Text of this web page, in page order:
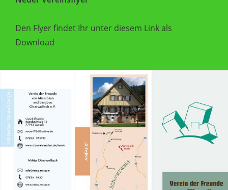
Den Flyer findet Ihr unter diesem Link als
Download